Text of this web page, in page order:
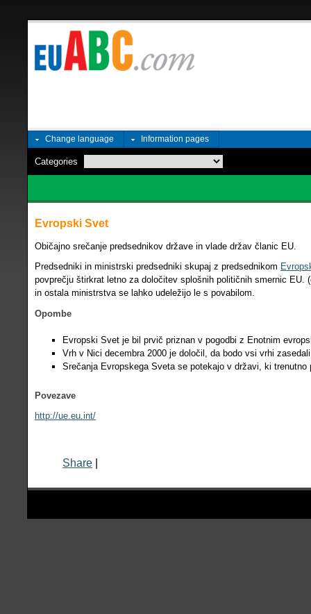
Change language Information pages
Categories
Evropski Svet
Običajno srečanje predsednikov države in vlade držav članic EU.
Predsedniki in ministrski predsedniki skupaj z predsednikom
povprečju štirkrat letno za določitev splošnih političnih smernic EU.
in ostala ministrstva se lahko udeležijo le s povabilom.
Opombe
Evropski Svet je bil prvič priznan v pogodbi z Enotnim
Vrh v Nici decembra 2000 je določil, da bodo vsi vrhi
Srečanja Evropskega Sveta se potekajo v državi, ki
Povezave
http://ue.eu.int/
Share